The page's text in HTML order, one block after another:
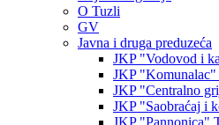
O Tuzli
GV
Javna i druga preduzeća
JKP "Vodovod i
JKP "Komunalac"
JKP "Centralno
JKP "Saobraćaj i
JKP "Pannonica"